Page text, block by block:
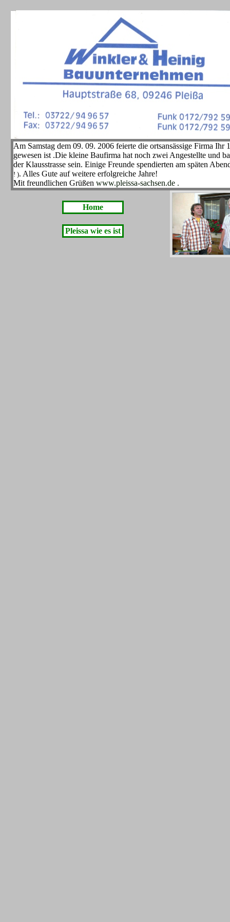
Am Samstag dem 09. 09. 2006 feierte die ortsansässige Firma
gewesen ist .Die kleine Baufirma hat noch zwei Angestellte und
der Klausstrasse sein. Einige Freunde spendierten am späten
! ). Alles Gute auf weitere erfolgreiche Jahre!
Mit freundlichen Grüßen www.pleissa-sachsen.de .
Home
Pleissa wie es ist